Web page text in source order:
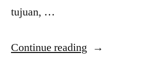
tujuan, …
Continue reading “Apa